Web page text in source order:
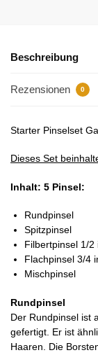
Beschreibung
Rezensionen 0
Starter Pinselset
Dieses Set
Inhalt: 5 Pinsel:
Rundpinsel
Spitzpinsel
Filbertpinsel 1/2
Flachpinsel 3/4
Mischpinsel
Rundpinsel
Der Rundpinsel ist
gefertigt. Er ist
Haaren. Die